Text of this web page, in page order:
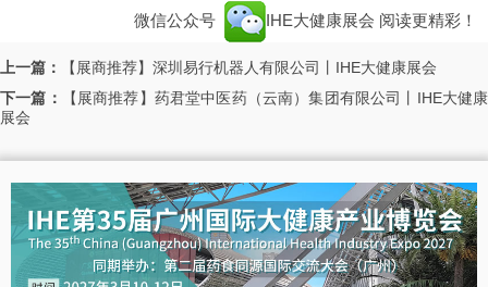
微信公众号 IHE大健康展会 阅读更精彩！
上一篇：
【展商推荐】深圳易行机器人有限公司丨IHE大健康展会
下一篇：
【展商推荐】药君堂中医药（云南）集团有限公司丨IHE大健康
展会